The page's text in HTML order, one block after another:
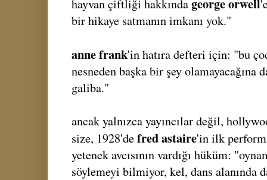
hayvan çiftliği hakkında
bir hikaye satmanın imkanı yok."
anne frank'in hatıra defteri için: "bu
nesneden başka bir şey
galiba."
ancak yalnızca yayıncılar değil,
size, 1928'defred astaire'in ilk
yetenek avcısının vardığı hüküm:
söylemeyi bilmiyor, kel, dans alanında